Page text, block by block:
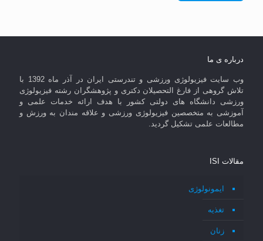
درباره ی ما
وب سایت فیزیولوژی ورزشی و تندرستی ایران در آذر ماه 1392 با
تلاش گروهی از فارغ التحصیلان دکتری و پژوهشگران رشته فیزیولوژی
ورزشی دانشگاه های دولتی کشور با هدف ارائه خدمات علمی و
آموزشی به متخصصین فیزیولوژی ورزشی و علاقه مندان به ورزش و
مطالعات علمی تشکیل گردید.
مقالات ISI
ایمونولوژی
تغذیه
زنان